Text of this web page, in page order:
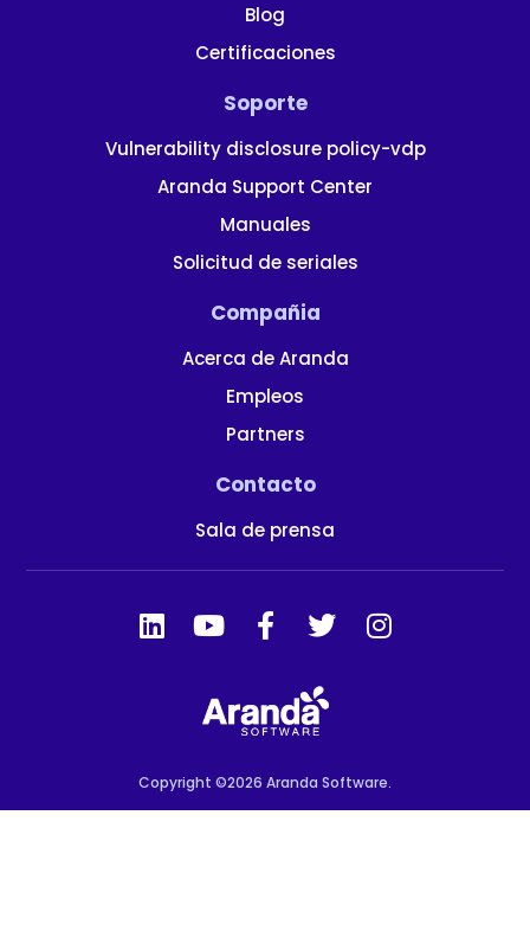
Blog
Certificaciones
Soporte
Vulnerability disclosure policy-vdp
Aranda Support Center
Manuales
Solicitud de seriales
Compañia
Acerca de Aranda
Empleos
Partners
Contacto
Sala de prensa
Copyright ©2026 Aranda Software.